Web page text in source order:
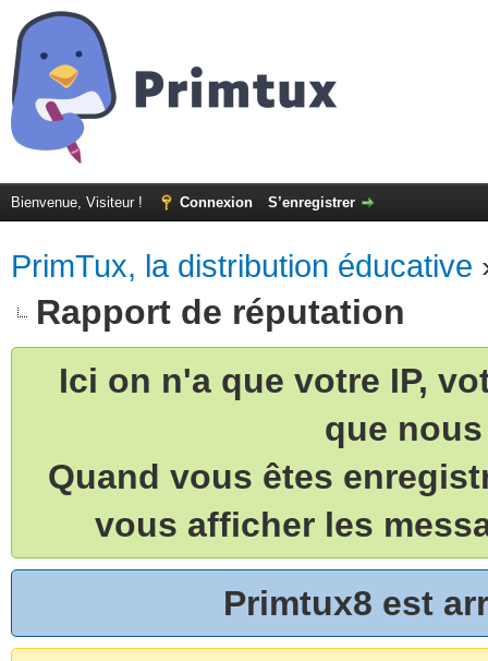
Bienvenue, Visiteur ! Connexion S’enregistrer
PrimTux, la distribution éducative
Rapport de réputation
Ici on n'a que votre IP,
que
Quand vous êtes
vous afficher les
Primtux8 est